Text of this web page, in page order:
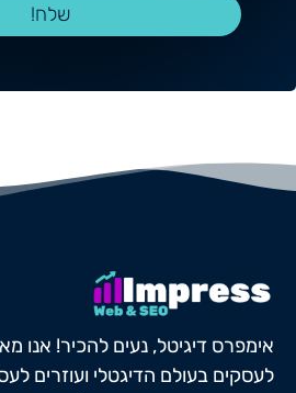
שלח!
אימפרס דיגיטל, נעים להכיר! אנו
לעסקים בעולם הדיגטלי ועוזרים